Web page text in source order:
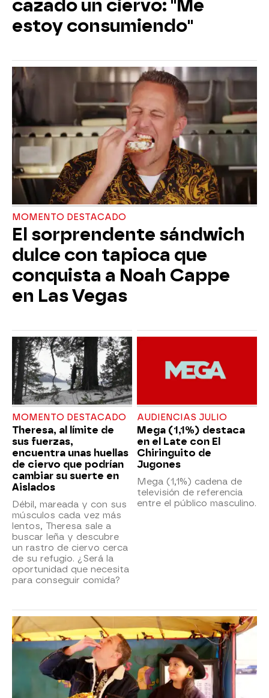
cazado un ciervo: "Me
estoy consumiendo"
MOMENTO DESTACADO
El sorprendente sándwich
dulce con tapioca que
conquista a Noah Cappe
en Las Vegas
MOMENTO DESTACADO
Theresa, al límite de
sus fuerzas,
encuentra unas huellas
de ciervo que podrían
cambiar su suerte en
Aislados
Débil, mareada y con sus
músculos cada vez más
lentos, Theresa sale a
buscar leña y descubre
un rastro de ciervo cerca
de su refugio. ¿Será la
oportunidad que necesita
para conseguir comida?
AUDIENCIAS JULIO
Mega (1,1%) destaca
en el Late con El
Chiringuito de
Jugones
Mega (1,1%) cadena de
televisión de referencia
entre el público masculino.